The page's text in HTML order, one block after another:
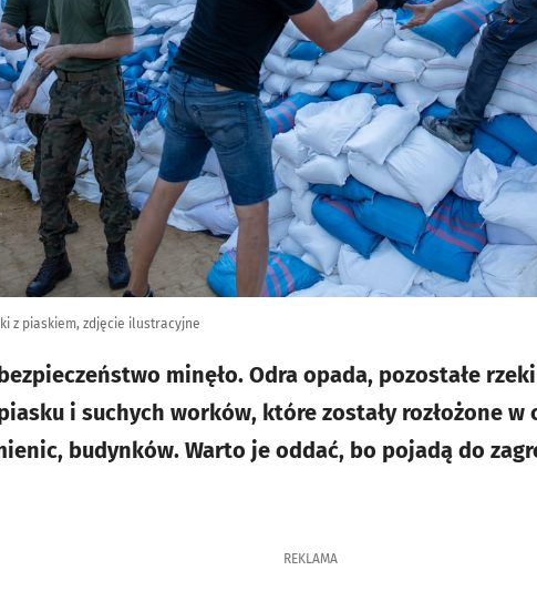
z piaskiem, zdjęcie ilustracyjne
minęło. Odra opada, pozostałe
i suchych worków, które zostały rozłożone w
budynków. Warto je oddać, bo pojadą do
REKLAMA